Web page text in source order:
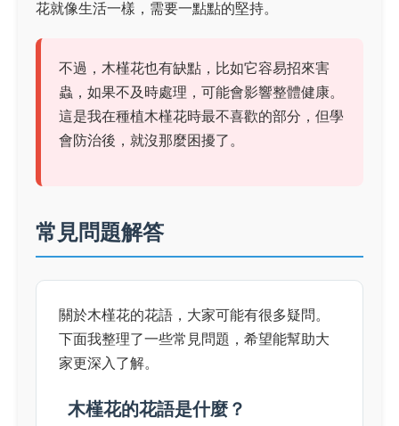
花就像生活一樣，需要一點點的堅持。
不過，木槿花也有缺點，比如它容易招來害
蟲，如果不及時處理，可能會影響整體健康。
這是我在種植木槿花時最不喜歡的部分，但學
會防治後，就沒那麼困擾了。
常見問題解答
關於木槿花的花語，大家可能有很多疑問。
下面我整理了一些常見問題，希望能幫助大
家更深入了解。
木槿花的花語是什麼？